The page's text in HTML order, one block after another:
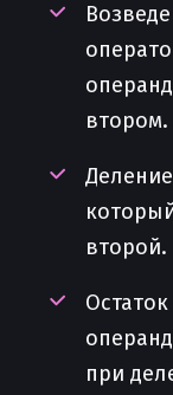
втором.
Деление
второй.
при